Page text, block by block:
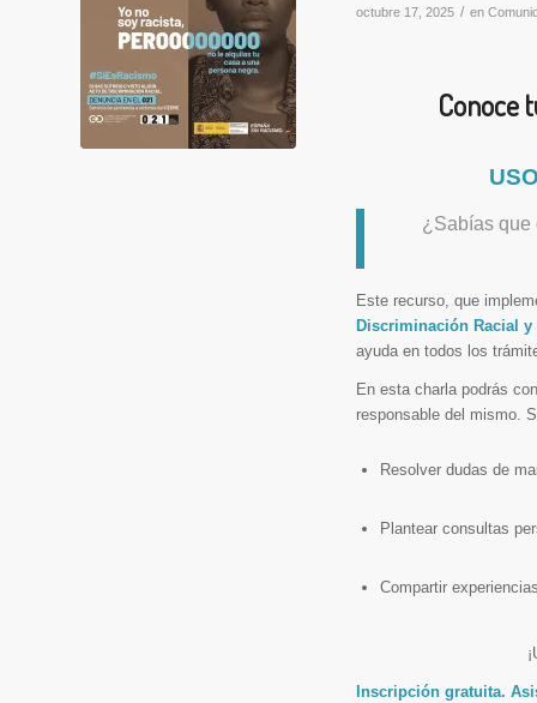
octubre 17, 2025 / en
Conoce
¿Sabías que
Este recurso, que
Discriminación Racial y
ayuda en todos los
En esta charla podrás
responsable del mismo.
Resolver dudas de
Plantear consultas
Compartir
Inscripción gratuita.